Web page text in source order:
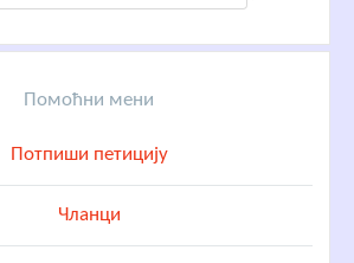
Помоћни мени
Потпиши петицију
Чланци